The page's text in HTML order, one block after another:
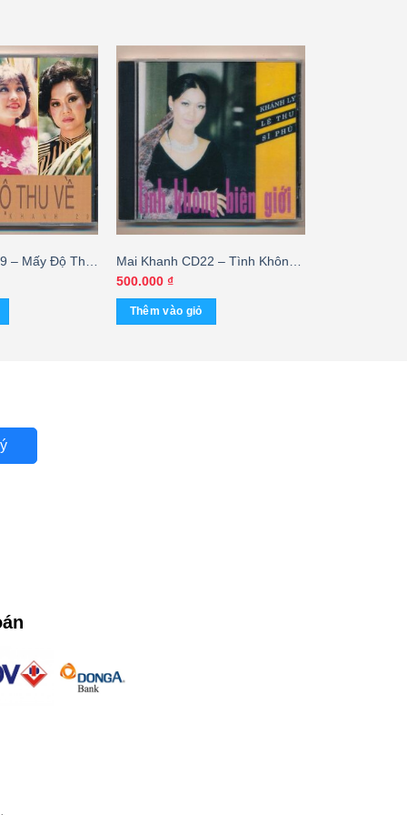
– Mấy Độ Thu
Mai Khanh CD22 – Tình Không
Biên Giới – Khánh Ly – Lệ Thu –
Sĩ Phú (Taiwan) KGTUS
500.000 ₫
Thêm vào giỏ